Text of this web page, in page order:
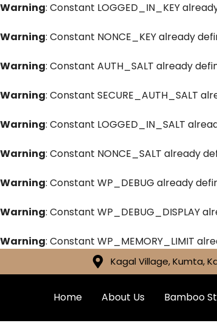
Warning: Constant LOGGED_IN_KEY
Warning: Constant NONCE_KEY already
Warning: Constant AUTH_SALT already
Warning: Constant SECURE_AUTH_SALT
Warning: Constant LOGGED_IN_SALT
Warning: Constant NONCE_SALT already
Warning: Constant WP_DEBUG already
Warning: Constant WP_DEBUG_DISPLAY
Warning: Constant WP_MEMORY_LIMIT
Kagal Village, Kumta,
Home About Us Bamboo